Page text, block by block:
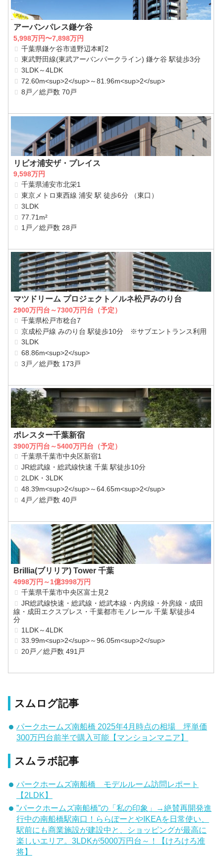
アーバンパレス鎌ケ谷
5,998万円〜7,898万円
千葉県鎌ケ谷市道野辺本町2
東武野田線(東武アーバンパークライン) 鎌ケ谷 駅徒歩3分
3LDK～4LDK
72.60m<sup>2</sup>～81.96m<sup>2</sup>
8戸／総戸数 70戸
リビオ浦安ザ・プレイス
9,598万円
千葉県浦安市北栄1
東京メトロ東西線 浦安 駅 徒歩6分 （東口）
3LDK
77.71m²
1戸／総戸数 28戸
マツドリーム プロジェクト／ルネ松戸みのり台
2900万円台～7300万円台（予定）
千葉県松戸市稔台7
京成松戸線 みのり台 駅徒歩10分 ※サブエントランス利用
3LDK
68.86m<sup>2</sup>
3戸／総戸数 173戸
ポレスター千葉新宿
3900万円台～5400万円台（予定）
千葉県千葉市中央区新宿1
JR総武線・総武線快速 千葉 駅徒歩10分
2LDK・3LDK
48.39m<sup>2</sup>～64.65m<sup>2</sup>
4戸／総戸数 40戸
Brillia(ブリリア) Tower 千葉
4998万円～1億3998万円
千葉県千葉市中央区富士見2
JR総武線快速・総武線・総武本線・内房線・外房線・成田
線・成田エクスプレス・千葉都市モノレール 千葉 駅徒歩4
分
1LDK～4LDK
33.99m<sup>2</sup>～96.05m<sup>2</sup>
20戸／総戸数 491戸
スムログ記事
パークホームズ南船橋 2025年4月時点の相場 坪単価
300万円台前半で購入可能【マンションマニア】
スムラボ記事
パークホームズ南船橋 モデルルーム訪問レポート
【2LDK】
”パークホームズ南船橋”の「私の印象」→絶賛再開発進
行中の南船橋駅南口！ららぽーとやIKEAを日常使い、
駅前にも商業施設が建設中と、ショッピングが最高に
楽しいエリア。3LDKが5000万円台～！【けろけろ准
将】